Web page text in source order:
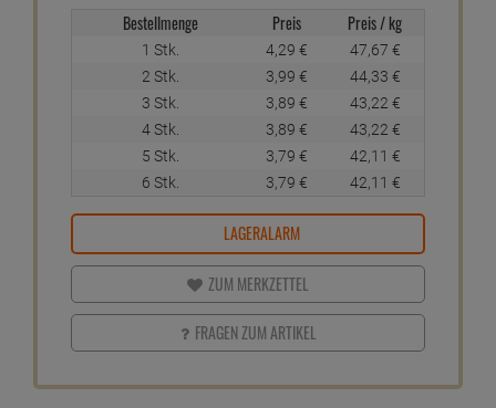
Bestellmenge Preis Preis / kg
1 Stk. 4,29 € 47,67 €
2 Stk.
3,99 € 44,33 €
3 Stk.
3,89 € 43,22 €
4 Stk.
3,89 € 43,22 €
5 Stk.
3,79 € 42,11 €
6 Stk.
3,79 € 42,11 €
LAGERALARM
ZUM MERKZETTEL
FRAGEN ZUM ARTIKEL